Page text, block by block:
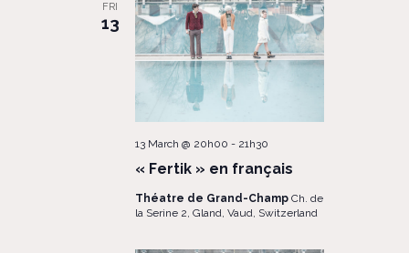
FRI
13
« Fertik » en français
13 March @ 20h00 - 21h30
Théatre de Grand-Champ Ch. de
la Serine 2, Gland, Vaud, Switzerland